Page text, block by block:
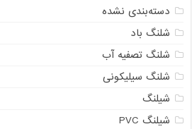
دسته‌بندی نشده
شلنگ باد
شلنگ تصفیه آب
شلنگ سیلیکونی
شیلنگ
شیلنگ PVC